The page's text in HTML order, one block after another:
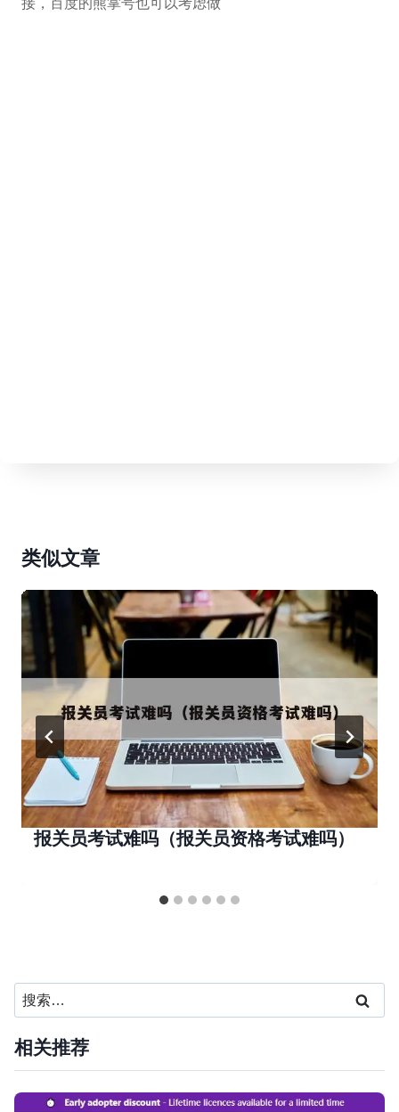
接，百度的熊掌号也可以考虑做
类似文章
报关员考试难吗（报关员资格考试难吗）
搜
索：
相关推荐